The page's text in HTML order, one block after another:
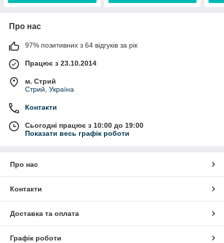
Про нас
97% позитивних з 64 відгуків за рік
Працює з 23.10.2014
м. Стрий
Стрий, Україна
Контакти
Сьогодні працює з 10:00 до 19:00
Показати весь графік роботи
Про нас
Контакти
Доставка та оплата
Графік роботи